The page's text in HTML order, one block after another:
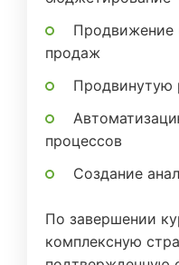
Продвижение
продаж
Продвинутую
процессов
Создание
По завершении
комплексную